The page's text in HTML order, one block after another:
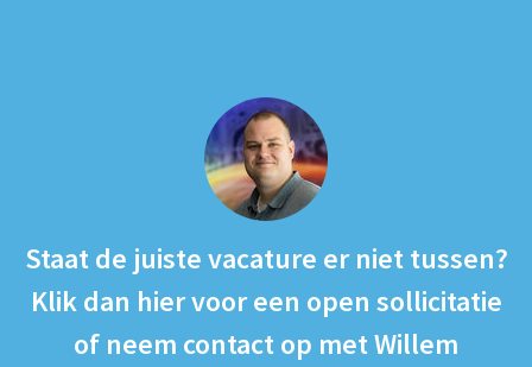
Staat de juiste vacature er niet tussen?
Klik dan hier voor een open sollicitatie
of neem contact op met Willem